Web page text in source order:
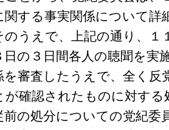
関する事実関係について詳
うえで、上記の通り、１
日の３日間各人の聴聞を実
を審査したうえで、全く反
が確認されたものに対する
前の処分についての党紀委